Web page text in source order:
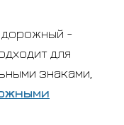
дорожный -
для
знаками,